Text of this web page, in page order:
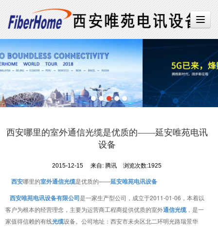
西安哪里的室外通信光缆是优质的——延安唯苑电讯
设备
2015-12-15 来自: 腾讯 浏览次数:1925
西安哪里的室外通信光缆是优质的——延安唯苑电讯设备
西安唯苑电讯设备有限公司是一家生产型公司，成立于2011-01-06，本着以
客户为根本的经营理念，主要为运营商工程商提供优质的室外通信光缆，是一
家值得信赖的有线光缆设备。公司地址：西安市未央区北二环明光路瑞景华